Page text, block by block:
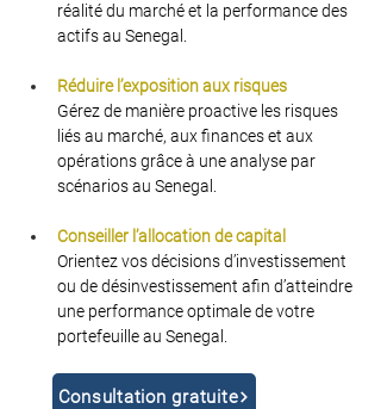
réalité du marché et la performance des
actifs au Senegal.
Réduire l’exposition aux risques
Gérez de manière proactive les risques
liés au marché, aux finances et aux
opérations grâce à une analyse par
scénarios au Senegal.
Conseiller l’allocation de capital
Orientez vos décisions d’investissement
ou de désinvestissement afin d’atteindre
une performance optimale de votre
portefeuille au Senegal.
Consultation gratuite